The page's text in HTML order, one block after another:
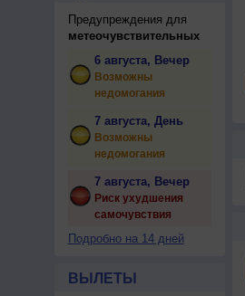
Предупреждения для
метеочувствительных
6 августа, Вечер
Возможны
недомогания
7 августа, День
Возможны
недомогания
7 августа, Вечер
Риск ухудшения
самочувствия
Подробно на 14 дней
ВЫЛЕТЫ